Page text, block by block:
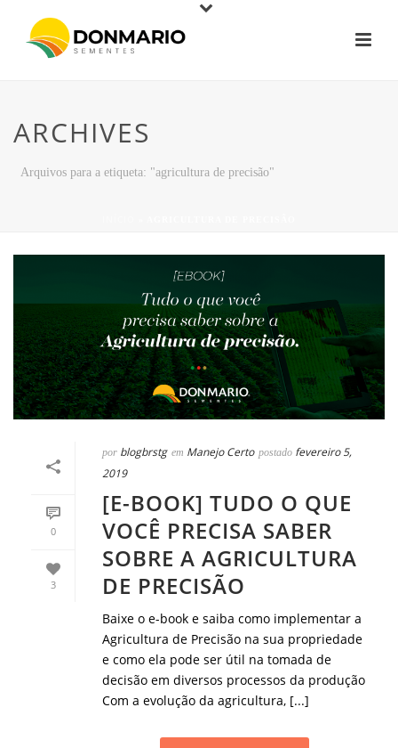
ARCHIVES
Arquivos para a etiqueta: "agricultura de precisão"
0
3
por blogbrstg em Manejo Certo postado fevereiro 5,
2019
[E-BOOK] TUDO O QUE
VOCÊ PRECISA SABER
SOBRE A AGRICULTURA
DE PRECISÃO
Baixe o e-book e saiba como implementar a
Agricultura de Precisão na sua propriedade
e como ela pode ser útil na tomada de
decisão em diversos processos da produção
Com a evolução da agricultura, [...]